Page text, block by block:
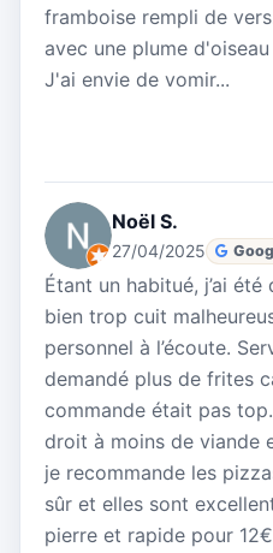
framboise rempli de
avec une plume
J'ai envie de vomir...
Noël S.
27/04/2025
Étant un habitué, j’ai
bien trop cuit
personnel à l’écoute.
demandé plus de frites
commande était pas
droit à moins de viande
je recommande les
sûr et elles sont
pierre et rapide pour